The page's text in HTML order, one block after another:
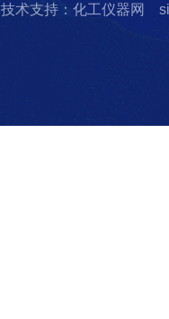
技术支持：化工仪器网